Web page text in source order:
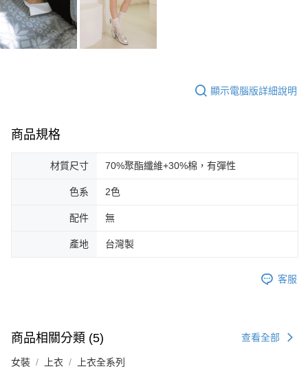
顯示電腦版詳細說明
商品規格
材質尺寸 70%聚酯纖維+30%棉，有彈性
色系 2色
配件 無
產地 台灣製
客服
商品相關分類 (5) 查看全部
女裝 上衣 上衣全系列